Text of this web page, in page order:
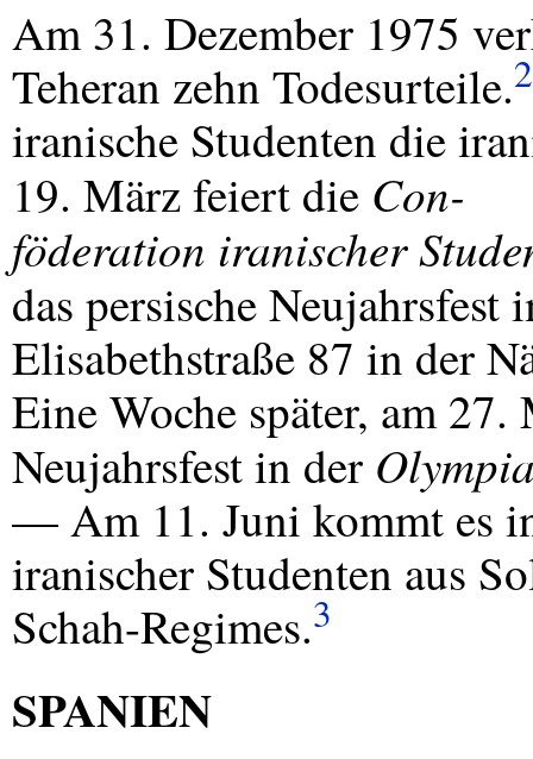
Am 31. Dezember 1975
Teheran zehn Todesurteile.2
iranische Studenten die
19. März feiert die Con-
föderation iranischer
das persische Neujahrsfest
Elisabethstraße 87 in der
Eine Woche später, am
Neujahrsfest in der
— Am 11. Juni kommt es
iranischer Studenten aus
Schah-Regimes.3
SPANIEN